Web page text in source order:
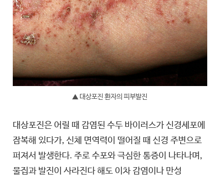
▲ 대상포진 환자의 피부발진
대상포진은 어릴 때 감염된 수두 바이러스가 신경세포에
잠복해 있다가, 신체 면역력이 떨어질 때 신경 주변으로
퍼져서 발생한다. 주로 수포와 극심한 통증이 나타나며,
물집과 발진이 사라진다 해도 이차 감염이나 만성